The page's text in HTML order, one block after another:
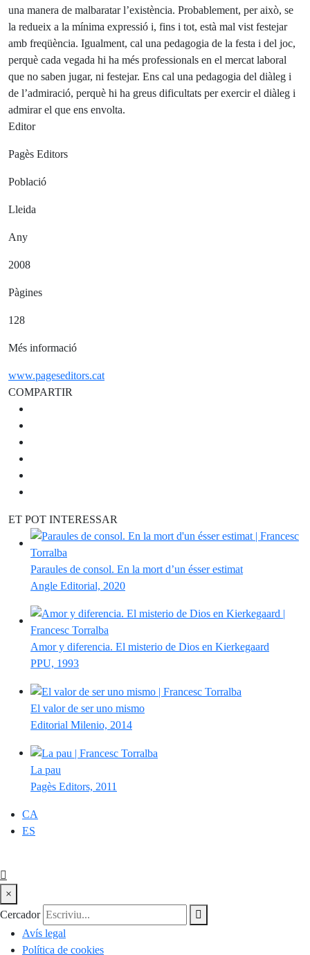
una manera de malbaratar l’existència. Probablement, per això, se
la redueix a la mínima expressió i, fins i tot, està mal vist festejar
amb freqüència. Igualment, cal una pedagogia de la festa i del joc,
perquè cada vegada hi ha més professionals en el mercat laboral
que no saben jugar, ni festejar. Ens cal una pedagogia del diàleg i
de l’admiració, perquè hi ha greus dificultats per exercir el diàleg i
admirar el que ens envolta.
Editor
Pagès Editors
Població
Lleida
Any
2008
Pàgines
128
Més informació
www.pageseditors.cat
COMPARTIR
ET POT INTERESSAR
Paraules de consol. En la mort d’un ésser estimat
Angle Editorial, 2020
Amor y diferencia. El misterio de Dios en Kierkegaard
PPU, 1993
El valor de ser uno mismo
Editorial Milenio, 2014
La pau
Pagès Editors, 2011
CA
ES
×
Cercador
Avís legal
Política de cookies